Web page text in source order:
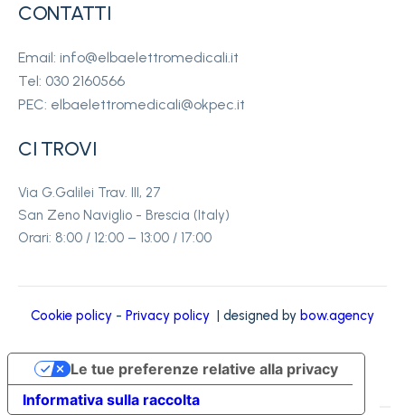
CONTATTI
Email: info@elbaelettromedicali.it
Tel: 030 2160566
PEC: elbaelettromedicali@okpec.it
CI TROVI
Via G.Galilei Trav. III, 27
San Zeno Naviglio - Brescia (Italy)
Orari: 8:00 / 12:00 – 13:00 / 17:00
Cookie policy - Privacy policy | designed by bow.agency
Informativa sulla raccolta
Le tue preferenze relative alla privacy